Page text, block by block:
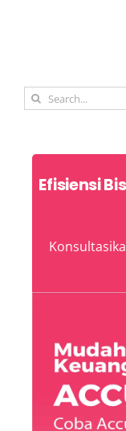
Search
Efisiensi